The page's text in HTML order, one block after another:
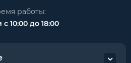
работы:
10:00 до 18:00